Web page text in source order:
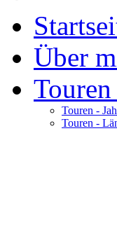
Über
Touren -
Touren -